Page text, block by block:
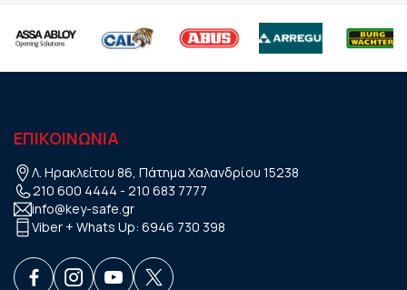
ΕΠΙΚΟΙΝΩΝΙΑ
Λ. Ηρακλείτου 86, Πάτημα Χαλανδρίου 15238
210 600 4444 - 210 683 7777
info@key-safe.gr
Viber + Whats Up: 6946 730 398